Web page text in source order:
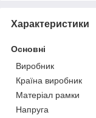
Характеристики
Основні
Виробник
Країна виробник
Матеріал рамки
Напруга